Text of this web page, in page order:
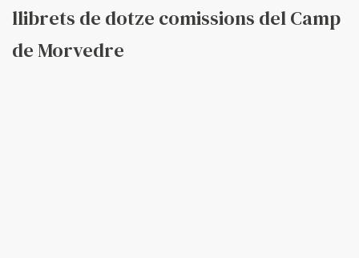
llibrets de dotze comissions del Camp
de Morvedre